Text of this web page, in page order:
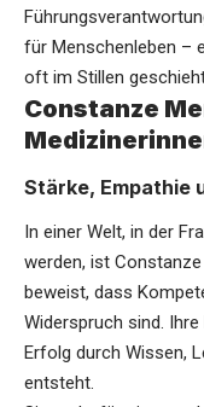
für Menschenleben –
oft im Stillen
Constanze
Stärke, Empathie
In einer Welt, in der
werden, ist
beweist, dass
Widerspruch sind.
Erfolg durch Wissen,
entsteht.